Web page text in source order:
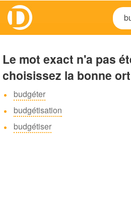
Le mot exact n'a pas
choisissez la bonne
budgéter
budgétisation
budgétiser